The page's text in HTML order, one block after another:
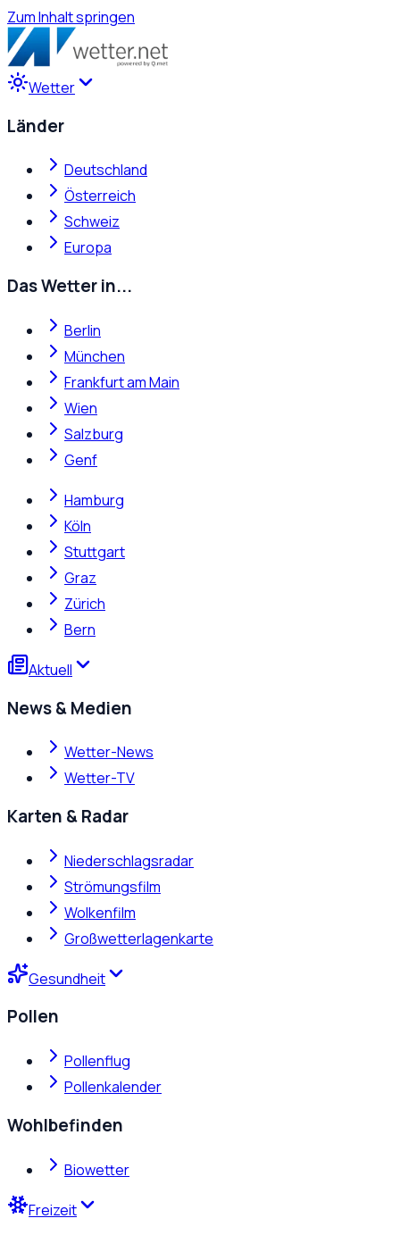
Zum Inhalt springen
Wetter
Länder
Deutschland
Österreich
Schweiz
Europa
Das Wetter in...
Berlin
München
Frankfurt am Main
Wien
Salzburg
Genf
Hamburg
Köln
Stuttgart
Graz
Zürich
Bern
Aktuell
News & Medien
Wetter-News
Wetter-TV
Karten & Radar
Niederschlagsradar
Strömungsfilm
Wolkenfilm
Großwetterlagenkarte
Gesundheit
Pollen
Pollenflug
Pollenkalender
Wohlbefinden
Biowetter
Freizeit